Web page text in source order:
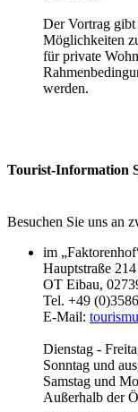
Der Vortrag
Möglichkeiten
für private
werden.
Tourist-Information
Besuchen Sie uns an
im
Hauptstraße 214
OT Eibau,
Tel. +49
E-Mail:
Dienstag -
Sonntag und
Samstag und
Außerhalb der